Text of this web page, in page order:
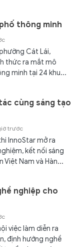
thông minh
Cát Lái,
thức ra mắt mô
minh tại 24 khu...
cùng sáng tạo
trước
InnoStar mở ra
kết nối sáng
Việt Nam và Hàn...
nghiệp cho
việc làm diễn ra
định hướng nghề